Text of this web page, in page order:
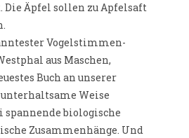
Die Äpfel sollen zu Apfelsaft
Vogelstimmen-
aus Maschen,
Buch an unserer
Weise
biologische
Zusammenhänge. Und